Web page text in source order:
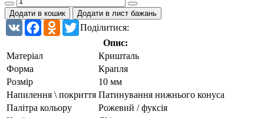
Додати в кошик Додати в лист бажань
Поділитися:
VK FacebookOdnoklassniki
Twitter
Опис:
Матеріал
Кришталь
Форма
Крапля
Розмір
10 мм
Напилення \ покриття Патинування нижнього конуса
Палітра кольору
Рожевий / фуксія